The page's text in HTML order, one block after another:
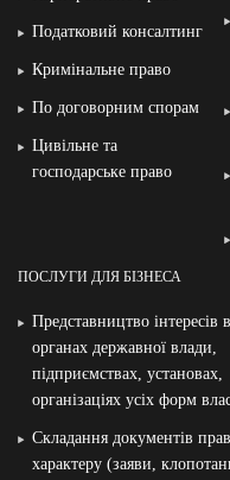
Податковий консалтинг
Кримінальне право
По договорним спорам
Цивільне та
господарське право
ПОСЛУГИ ДЛЯ БІЗНЕСА
Представництво інтересів в
органах державної влади,
підприємствах, установах,
організаціях усіх форм
Складання документів
характеру (заяви,